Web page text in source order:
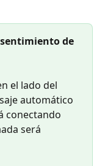
de
el lado del
automático
conectando
será